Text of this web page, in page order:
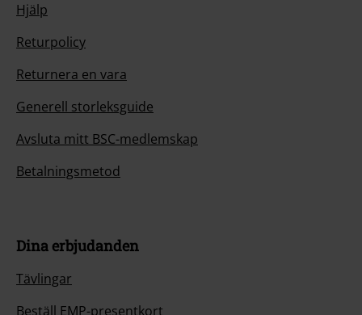
Hjälp
Returpolicy
Returnera en vara
Generell storleksguide
Avsluta mitt BSC-medlemskap
Betalningsmetod
Dina erbjudanden
Tävlingar
Beställ EMP-presentkort